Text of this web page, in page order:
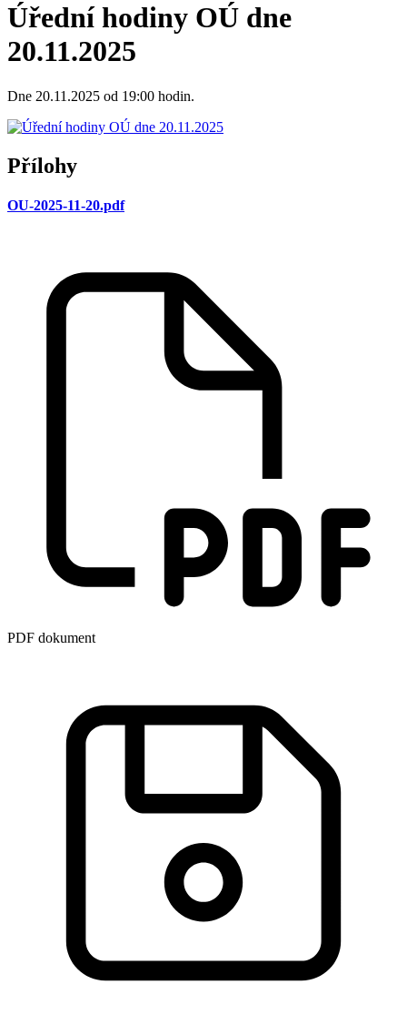
Úřední hodiny OÚ dne
20.11.2025
Dne 20.11.2025 od 19:00 hodin.
Přílohy
OU-2025-11-20.pdf
PDF dokument